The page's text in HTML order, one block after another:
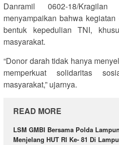
Danramil 0602-18/
menyampaikan bahwa
bentuk kepedulian TNI,
masyarakat.
“Donor darah tidak hanya
memperkuat solidaritas
masyarakat,” ujarnya.
READ MORE
LSM GMBI Bersama Polda
Menjelang HUT Rl Ke- 81 Di